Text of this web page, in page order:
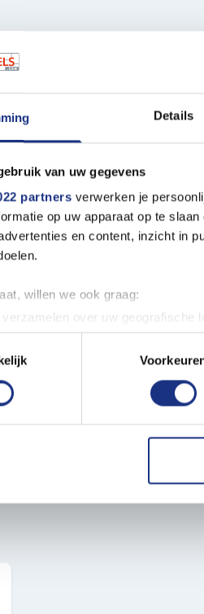
Details
van uw gegevens
partners verwerken je
op uw apparaat op te
en content, inzicht in
willen we ook graag:
verzamelen over uw
identificeren door het actief te
hoe uw persoonlijke gegevens
elk moment wijzigen of intrekken
te analyseren. Ook delen we
en analyse. Deze partners
MIG, meticulously selected to
a collection of 180 different colors,
to washable colors and metallic
quality and diversity. These
color intensity, bringing your
paint, you can efficiently work on
an airbrush. The convenient 20ml
for quick and easy dispensing during
are non-toxic and odorless, making
alike.
of ATOM bottles, available at Most-